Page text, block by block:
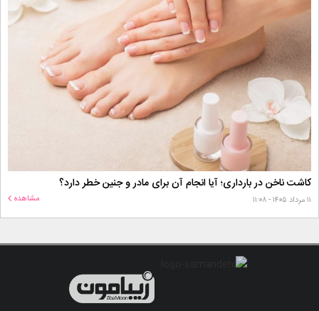
کاشت ناخن در بارداری؛ آیا انجام آن برای مادر و جنین خطر دارد؟
۱۱ مرداد ۱۴۰۵ - ۱۱:۰۸ مشاهده